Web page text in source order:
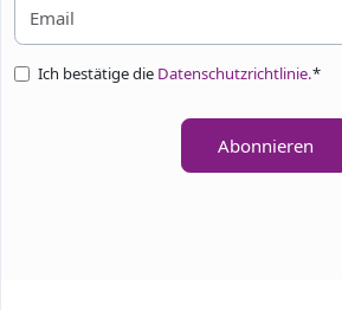
Ich bestätige die Datenschutzrichtlinie.*
Abonnieren